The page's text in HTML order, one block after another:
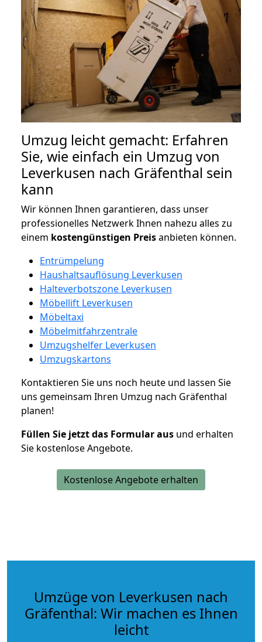
Umzug leicht gemacht: Erfahren
Sie, wie einfach ein Umzug von
Leverkusen nach Gräfenthal sein
kann
Wir können Ihnen garantieren, dass unser
professionelles Netzwerk Ihnen nahezu alles zu
einem kostengünstigen Preisanbieten können.
Entrümpelung
Haushaltsauflösung Leverkusen
Halteverbotszone Leverkusen
Möbellift Leverkusen
Möbeltaxi
Möbelmitfahrzentrale
Umzugshelfer Leverkusen
Umzugskartons
Kontaktieren Sie uns noch heute und lassen Sie
uns gemeinsam Ihren Umzug nach Gräfenthal
planen!
Füllen Sie jetzt das Formular aus und erhalten
Sie kostenlose Angebote.
Kostenlose Angebote erhalten
Umzüge von Leverkusen nach
Gräfenthal: Wir machen es Ihnen
leicht